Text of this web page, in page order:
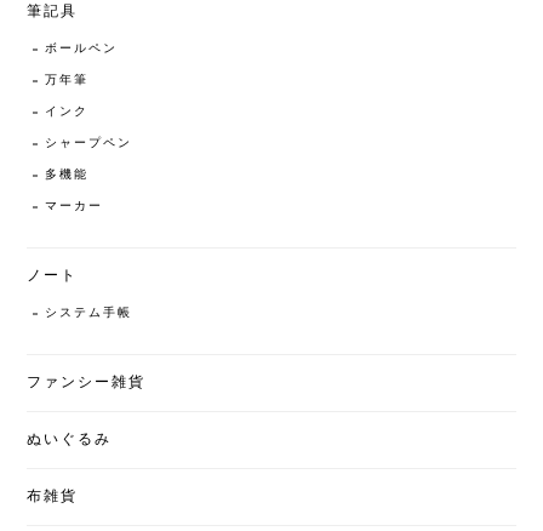
筆記具
ボールペン
万年筆
インク
シャープペン
多機能
マーカー
ノート
システム手帳
ファンシー雑貨
ぬいぐるみ
布雑貨